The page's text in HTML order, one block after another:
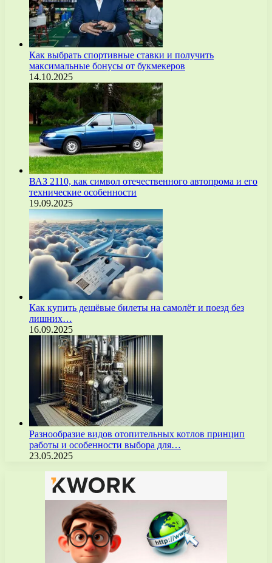
Как выбрать спортивные ставки и получить
максимальные бонусы от букмекеров
14.10.2025
ВАЗ 2110, как символ отечественного автопрома и его
технические особенности
19.09.2025
Как купить дешёвые билеты на самолёт и поезд без
лишних…
16.09.2025
Разнообразие видов отопительных котлов принцип
работы и особенности выбора для…
23.05.2025